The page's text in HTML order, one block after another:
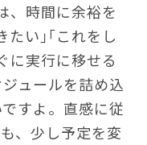
、時間に余裕を
たい｣｢これをし
に実行に移せる
ュールを詰め込
すよ。直感に従
、少し予定を変